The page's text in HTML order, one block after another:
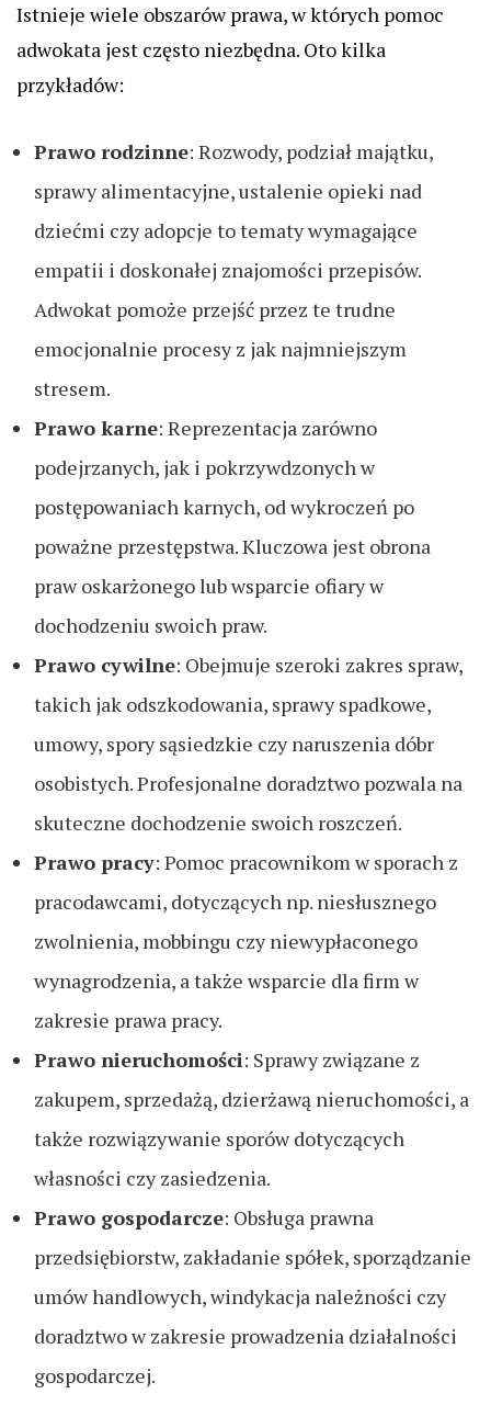
Istnieje wiele obszarów prawa, w których pomoc
adwokata jest często niezbędna. Oto kilka
przykładów:
Prawo rodzinne: Rozwody, podział majątku,
sprawy alimentacyjne, ustalenie opieki nad
dziećmi czy adopcje to tematy wymagające
empatii i doskonałej znajomości przepisów.
Adwokat pomoże przejść przez te trudne
emocjonalnie procesy z jak najmniejszym
stresem.
Prawo karne: Reprezentacja zarówno
podejrzanych, jak i pokrzywdzonych w
postępowaniach karnych, od wykroczeń po
poważne przestępstwa. Kluczowa jest obrona
praw oskarżonego lub wsparcie ofiary w
dochodzeniu swoich praw.
Prawo cywilne: Obejmuje szeroki zakres spraw,
takich jak odszkodowania, sprawy spadkowe,
umowy, spory sąsiedzkie czy naruszenia dóbr
osobistych. Profesjonalne doradztwo pozwala na
skuteczne dochodzenie swoich roszczeń.
Prawo pracy: Pomoc pracownikom w sporach z
pracodawcami, dotyczących np. niesłusznego
zwolnienia, mobbingu czy niewypłaconego
wynagrodzenia, a także wsparcie dla firm w
zakresie prawa pracy.
Prawo nieruchomości: Sprawy związane z
zakupem, sprzedażą, dzierżawą nieruchomości, a
także rozwiązywanie sporów dotyczących
własności czy zasiedzenia.
Prawo gospodarcze: Obsługa prawna
przedsiębiorstw, zakładanie spółek, sporządzanie
umów handlowych, windykacja należności czy
doradztwo w zakresie prowadzenia działalności
gospodarczej.